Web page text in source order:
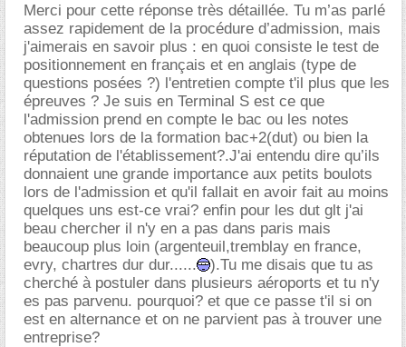
Merci pour cette réponse très détaillée. Tu m’as parlé
assez rapidement de la procédure d’admission, mais
j'aimerais en savoir plus : en quoi consiste le test de
positionnement en français et en anglais (type de
questions posées ?) l'entretien compte t'il plus que les
épreuves ? Je suis en Terminal S est ce que
l'admission prend en compte le bac ou les notes
obtenues lors de la formation bac+2(dut) ou bien la
réputation de l'établissement?.J'ai entendu dire qu’ils
donnaient une grande importance aux petits boulots
lors de l'admission et qu'il fallait en avoir fait au moins
quelques uns est-ce vrai? enfin pour les dut glt j'ai
beau chercher il n'y en a pas dans paris mais
beaucoup plus loin (argenteuil,tremblay en france,
evry, chartres dur dur......
).Tu me disais que tu as
cherché à postuler dans plusieurs aéroports et tu n'y
es pas parvenu. pourquoi? et que ce passe t'il si on
est en alternance et on ne parvient pas à trouver une
entreprise?